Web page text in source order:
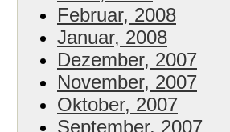
Februar, 2008
Januar, 2008
Dezember, 2007
November, 2007
Oktober, 2007
September, 2007